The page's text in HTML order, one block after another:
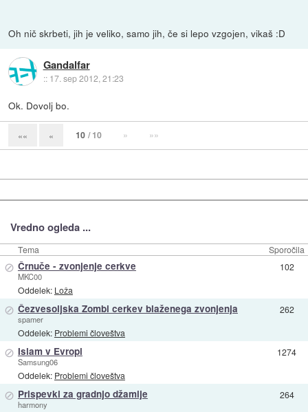
Oh nič skrbeti, jih je veliko, samo jih, če si lepo vzgojen, vikaš :D
Gandalfar
:: 17. sep 2012, 21:23
Ok. Dovolj bo.
«« « 10 / 10 » »»
Vredno ogleda ...
Tema Sporočila
⊘ Črnuče - zvonjenje cerkve
MKC00
Oddelek: Loža
102
⊘ Čezvesoljska Zombi cerkev blaženega zvonjenja
spamer
Oddelek: Problemi človeštva
262
⊘ Islam v Evropi
Samsung06
Oddelek: Problemi človeštva
1274
⊘ Prispevki za gradnjo džamije
harmony
264